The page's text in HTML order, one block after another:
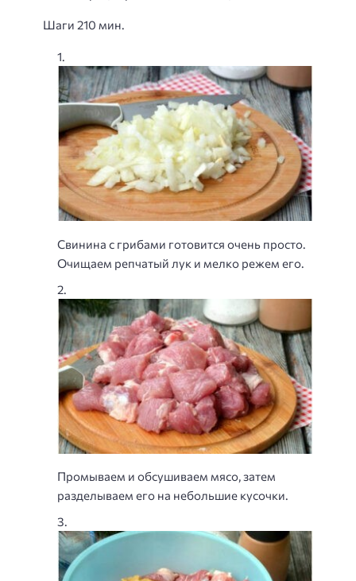
Шаги 210 мин.
Свинина с грибами готовится очень просто.
Очищаем репчатый лук и мелко режем его.
Промываем и обсушиваем мясо, затем
разделываем его на небольшие кусочки.